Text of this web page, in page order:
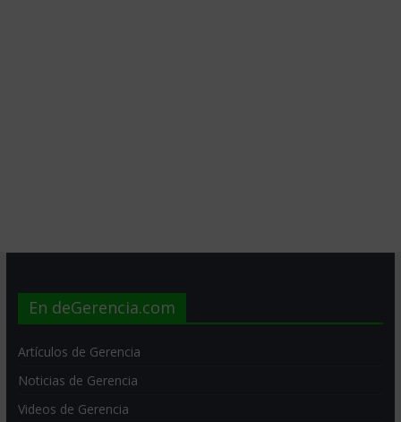
En deGerencia.com
Artículos de Gerencia
Noticias de Gerencia
Videos de Gerencia